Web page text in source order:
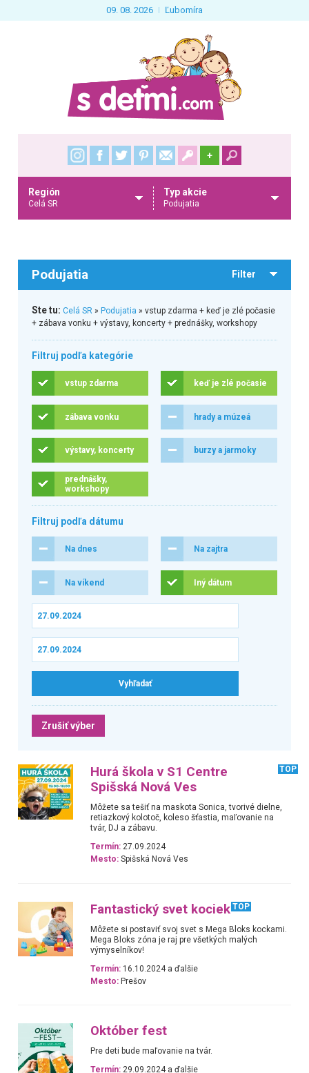
09. 08. 2026 Ľubomíra
+
Región
Celá SR
Typ akcie
Podujatia
Podujatia Filter
Ste tu: Celá SR» Podujatia » vstup zdarma + keď je zlé počasie
+ zábava vonku + výstavy, koncerty + prednášky, workshopy
Filtruj podľa kategórie
vstup zdarma keď je zlé počasie
zábava vonku hrady a múzeá
výstavy, koncerty burzy a jarmoky
prednášky,
workshopy
Filtruj podľa dátumu
Na dnes Na zajtra
Na víkend Iný dátum
Zrušiť výber
Hurá škola v S1 Centre
Spišská Nová Ves
TOP
Môžete sa tešiť na maskota Sonica, tvorivé dielne,
retiazkový kolotoč, koleso šťastia, maľovanie na
tvár, DJ a zábavu.
Termín: 27.09.2024
Mesto: Spišská Nová Ves
Fantastický svet kociek TOP
Môžete si postaviť svoj svet s Mega Bloks kockami.
Mega Bloks zóna je raj pre všetkých malých
výmyselníkov!
Termín: 16.10.2024 a ďalšie
Mesto: Prešov
Október fest
Pre deti bude maľovanie na tvár.
Termín: 29.09.2024 a ďalšie